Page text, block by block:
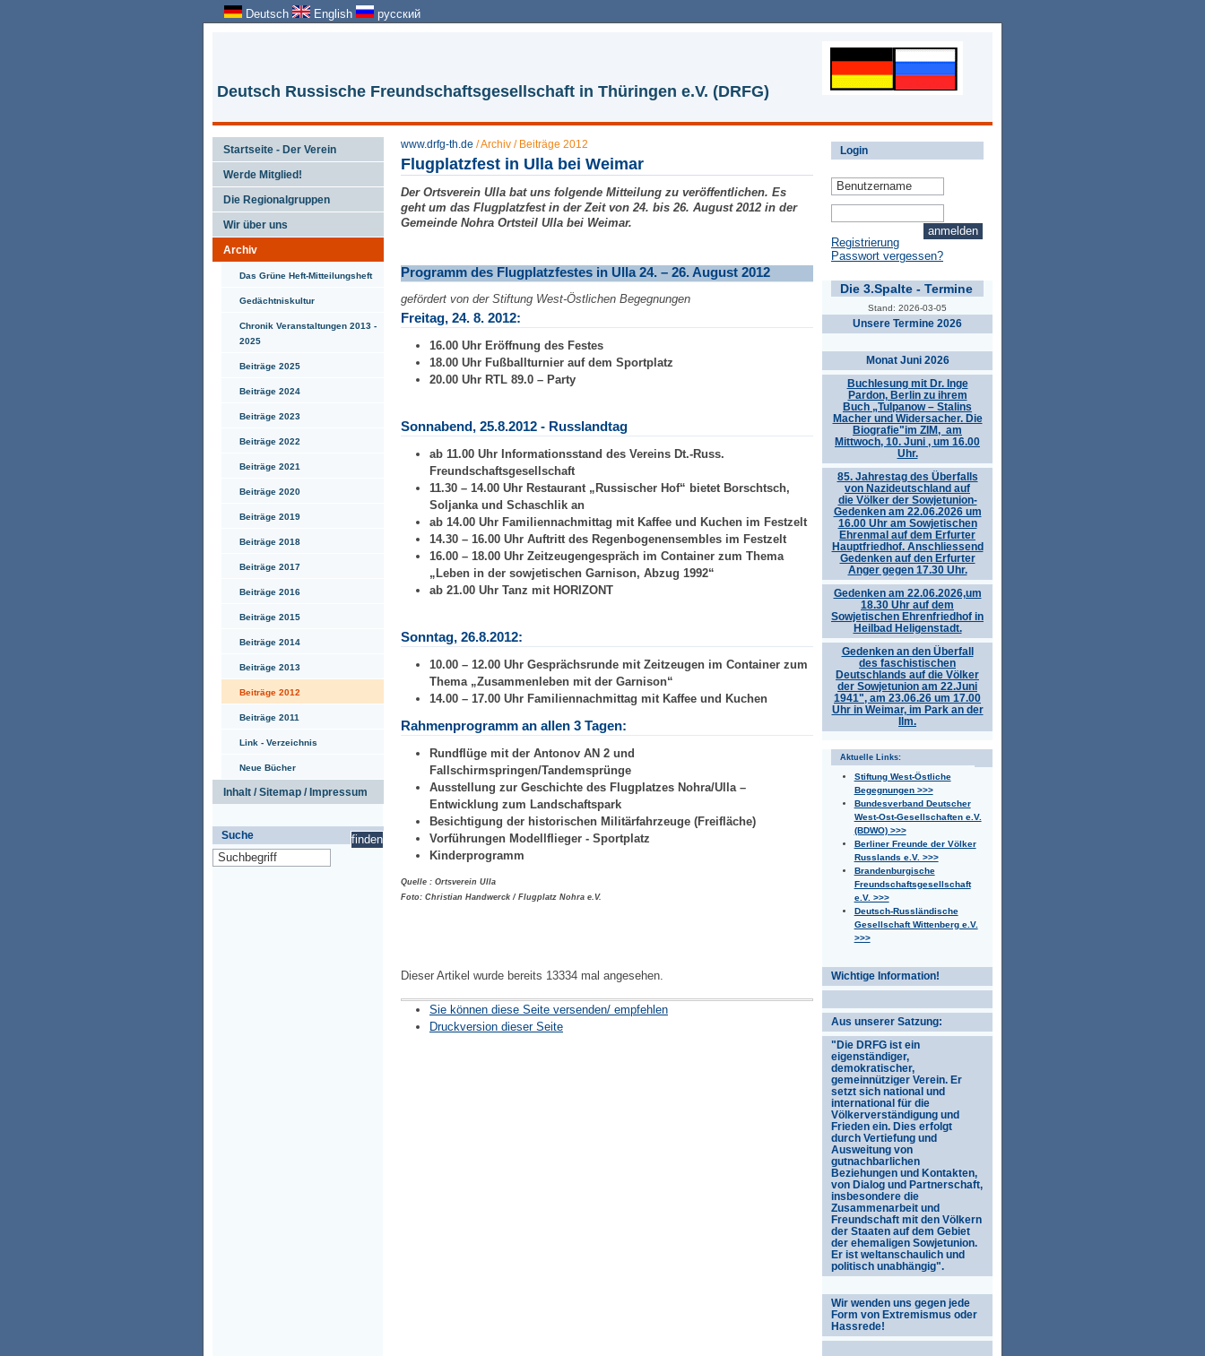
Deutsch English русский
Deutsch Russische Freundschaftsgesellschaft in Thüringen e.V. (DRFG)
Startseite - Der Verein
Werde Mitglied!
Die Regionalgruppen
Wir über uns
Archiv
Das Grüne Heft-Mitteilungsheft
Gedächtniskultur
Chronik Veranstaltungen 2013 -
2025
Beiträge 2025
Beiträge 2024
Beiträge 2023
Beiträge 2022
Beiträge 2021
Beiträge 2020
Beiträge 2019
Beiträge 2018
Beiträge 2017
Beiträge 2016
Beiträge 2015
Beiträge 2014
Beiträge 2013
Beiträge 2012
Beiträge 2011
Link - Verzeichnis
Neue Bücher
Inhalt / Sitemap / Impressum
Suche
Login
Registrierung
Passwort vergessen?
Die 3.Spalte - Termine
Stand: 2026-03-05
Unsere Termine 2026
Monat Juni 2026
Buchlesung mit Dr. Inge
Pardon, Berlin zu ihrem
Buch „Tulpanow – Stalins
Macher und Widersacher. Die
Biografie"im ZIM, am
Mittwoch, 10. Juni , um 16.00
Uhr.
85. Jahrestag des Überfalls
von Nazideutschland auf
die Völker der Sowjetunion-
Gedenken am 22.06.2026 um
16.00 Uhr am Sowjetischen
Ehrenmal auf dem Erfurter
Hauptfriedhof. Anschliessend
Gedenken auf den Erfurter
Anger gegen 17.30 Uhr.
Gedenken am 22.06.2026,um
18.30 Uhr auf dem
Sowjetischen Ehrenfriedhof in
Heilbad Heligenstadt.
Gedenken an den Überfall
des faschistischen
Deutschlands auf die Völker
der Sowjetunion am 22.Juni
1941", am 23.06.26 um 17.00
Uhr in Weimar, im Park an der
Ilm.
Aktuelle Links:
Stiftung West-Östliche
Begegnungen >>>
Bundesverband Deutscher
West-Ost-Gesellschaften e.V.
(BDWO) >>>
Berliner Freunde der Völker
Russlands e.V. >>>
Brandenburgische
Freundschaftsgesellschaft
e.V. >>>
Deutsch-Russländische
Gesellschaft Wittenberg e.V.
>>>
Wichtige Information!
Aus unserer Satzung:
"Die DRFG ist ein
eigenständiger,
demokratischer,
gemeinnütziger Verein. Er
setzt sich national und
international für die
Völkerverständigung und
Frieden ein. Dies erfolgt
durch Vertiefung und
Ausweitung von
gutnachbarlichen
Beziehungen und Kontakten,
von Dialog und Partnerschaft,
insbesondere die
Zusammenarbeit und
Freundschaft mit den Völkern
der Staaten auf dem Gebiet
der ehemaligen Sowjetunion.
Er ist weltanschaulich und
politisch unabhängig".
Wir wenden uns gegen jede
Form von Extremismus oder
Hassrede!
www.drfg-th.de /Archiv / Beiträge 2012
Flugplatzfest in Ulla bei Weimar
Der Ortsverein Ulla bat uns folgende Mitteilung zu veröffentlichen. Es
geht um das Flugplatzfest in der Zeit von 24. bis 26. August 2012 in der
Gemeinde Nohra Ortsteil Ulla bei Weimar.
Programm des Flugplatzfestes in Ulla 24. – 26. August 2012
gefördert von der Stiftung West-Östlichen Begegnungen
Freitag, 24. 8. 2012:
16.00 Uhr Eröffnung des Festes
18.00 Uhr Fußballturnier auf dem Sportplatz
20.00 Uhr RTL 89.0 – Party
Sonnabend, 25.8.2012 - Russlandtag
ab 11.00 Uhr Informationsstand des Vereins Dt.-Russ.
Freundschaftsgesellschaft
11.30 – 14.00 Uhr Restaurant „Russischer Hof“ bietet Borschtsch,
Soljanka und Schaschlik an
ab 14.00 Uhr Familiennachmittag mit Kaffee und Kuchen im Festzelt
14.30 – 16.00 Uhr Auftritt des Regenbogenensembles im Festzelt
16.00 – 18.00 Uhr Zeitzeugengespräch im Container zum Thema
„Leben in der sowjetischen Garnison, Abzug 1992“
ab 21.00 Uhr Tanz mit HORIZONT
Sonntag, 26.8.2012:
10.00 – 12.00 Uhr Gesprächsrunde mit Zeitzeugen im Container zum
Thema „Zusammenleben mit der Garnison“
14.00 – 17.00 Uhr Familiennachmittag mit Kaffee und Kuchen
Rahmenprogramm an allen 3 Tagen:
Rundflüge mit der Antonov AN 2 und
Fallschirmspringen/Tandemsprünge
Ausstellung zur Geschichte des Flugplatzes Nohra/Ulla –
Entwicklung zum Landschaftspark
Besichtigung der historischen Militärfahrzeuge (Freifläche)
Vorführungen Modellflieger - Sportplatz
Kinderprogramm
Quelle : Ortsverein Ulla
Foto: Christian Handwerck / Flugplatz Nohra e.V.
Dieser Artikel wurde bereits 13334 mal angesehen.
Sie können diese Seite versenden/ empfehlen
Druckversion dieser Seite